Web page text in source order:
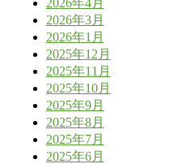
2026年3月
2026年1月
2025年12月
2025年11月
2025年10月
2025年9月
2025年8月
2025年7月
2025年6月